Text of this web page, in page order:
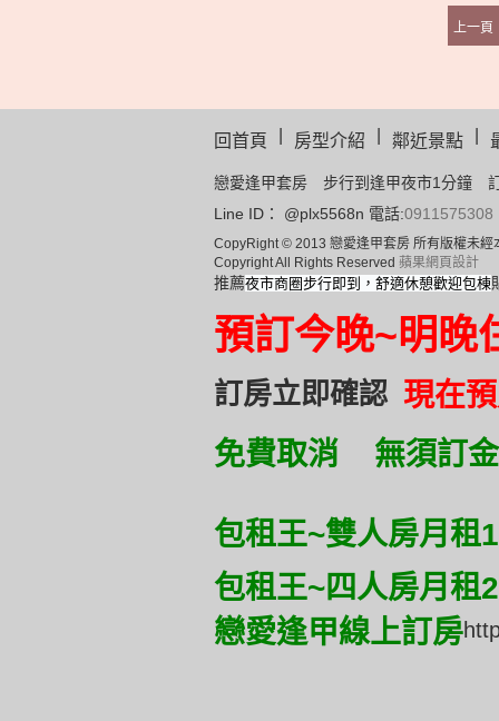
上一頁
回首頁 房型介紹 鄰近景點
戀愛逢甲套房 步行到逢甲夜市1分鐘
Line ID： @plx5568n 電話:0911575308
CopyRight © 2013 戀愛逢甲套房 所有版權未經
Copyright All Rights Reserved 蘋果網頁設計
推薦夜市商圈步行即到，舒適休憩歡迎包棟
預訂今晚~明晚
訂房立即確認 現在
免費取消 無須訂金
包租王~雙人房月租
包租王~四人房月租
戀愛逢甲線上訂房